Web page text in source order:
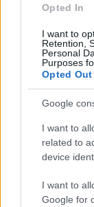
Opted In
I want to
Retention,
Personal
Purposes
Opted Out
Google
I want to
related to
device
I want to
Google for
Η